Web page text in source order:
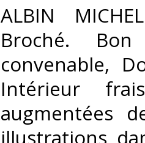
‎ALBIN
Broché.
convenable,
Intérieur
augmentées
illustrations